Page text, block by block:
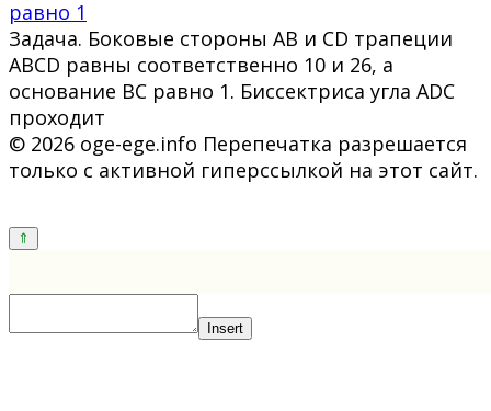
равно 1
Задача. Боковые стороны AB и CD трапеции
ABCD равны соответственно 10 и 26, а
основание BC равно 1. Биссектриса угла ADC
проходит
© 2026 oge-ege.info Перепечатка разрешается
только с активной гиперссылкой на этот сайт.
Insert